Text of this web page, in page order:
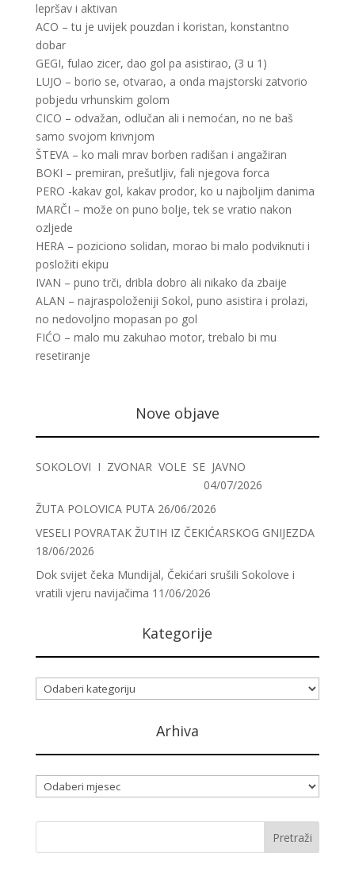
lepršav i aktivan
ACO – tu je uvijek pouzdan i koristan, konstantno
dobar
GEGI, fulao zicer, dao gol pa asistirao, (3 u 1)
LUJO – borio se, otvarao, a onda majstorski zatvorio
pobjedu vrhunskim golom
CICO – odvažan, odlučan ali i nemoćan, no ne baš
samo svojom krivnjom
ŠTEVA – ko mali mrav borben radišan i angažiran
BOKI – premiran, prešutljiv, fali njegova forca
PERO -kakav gol, kakav prodor, ko u najboljim danima
MARČI – može on puno bolje, tek se vratio nakon
ozljede
HERA – poziciono solidan, morao bi malo podviknuti i
posložiti ekipu
IVAN – puno trči, dribla dobro ali nikako da zbaije
ALAN – najraspoloženiji Sokol, puno asistira i prolazi,
no nedovoljno mopasan po gol
FIĆO – malo mu zakuhao motor, trebalo bi mu
resetiranje
Nove objave
SOKOLOVI I ZVONAR VOLE SE JAVNO
04/07/2026
ŽUTA POLOVICA PUTA 26/06/2026
VESELI POVRATAK ŽUTIH IZ ČEKIĆARSKOG GNIJEZDA
18/06/2026
Dok svijet čeka Mundijal, Čekićari srušili Sokolove i
vratili vjeru navijačima 11/06/2026
Kategorije
Kategorije
Arhiva
Arhiva